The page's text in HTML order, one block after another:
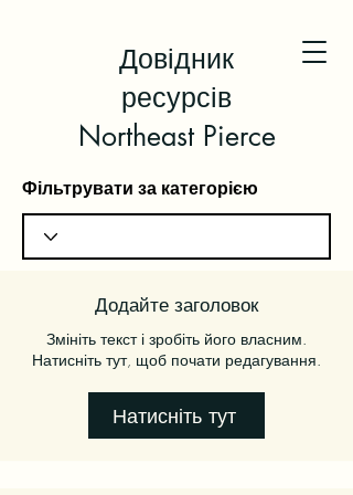
Довідник
ресурсів
Northeast Pierce
Фільтрувати за категорією
Додайте заголовок
Змініть текст і зробіть його власним.
Натисніть тут, щоб почати редагування.
Натисніть тут